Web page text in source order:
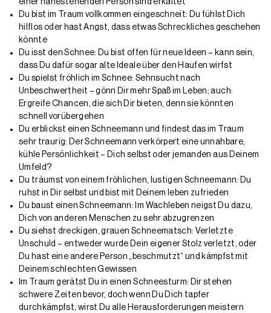
einer nahestehenden Person sind erkaltet
Du bist im Traum vollkommen eingeschneit: Du fühlst Dich
hilflos oder hast Angst, dass etwas Schreckliches geschehen
könnte
Du isst den Schnee: Du bist offen für neue Ideen – kann sein,
dass Du dafür sogar alte Ideale über den Haufen wirfst
Du spielst fröhlich im Schnee: Sehnsucht nach
Unbeschwertheit – gönn Dir mehr Spaß im Leben; auch:
Ergreife Chancen, die sich Dir bieten, denn sie könnten
schnell vorübergehen
Du erblickst einen Schneemann und findest das im Traum
sehr traurig: Der Schneemann verkörpert eine unnahbare,
kühle Persönlichkeit – Dich selbst oder jemanden aus Deinem
Umfeld?
Du träumst von einem fröhlichen, lustigen Schneemann: Du
ruhst in Dir selbst und bist mit Deinem leben zufrieden
Du baust einen Schneemann: Im Wachleben neigst Du dazu,
Dich von anderen Menschen zu sehr abzugrenzen
Du siehst dreckigen, grauen Schneematsch: Verletzte
Unschuld – entweder wurde Dein eigener Stolz verletzt, oder
Du hast eine andere Person „beschmutzt“ und kämpfst mit
Deinem schlechten Gewissen
Im Traum gerätst Du in einen Schneesturm: Dir stehen
schwere Zeiten bevor, doch wenn Du Dich tapfer
durchkämpfst, wirst Du alle Herausforderungen meistern